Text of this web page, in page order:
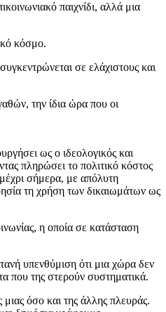
παιχνίδι, αλλά μια
κόσμο.
σε ελάχιστους και
την ίδια ώρα που οι
ως ο ιδεολογικός και
πληρώσει το πολιτικό κόστος
σήμερα, με απόλυτη
τη χρήση των δικαιωμάτων ως
η οποία σε κατάσταση
υπενθύμιση ότι μια χώρα δεν
που της στερούν συστηματικά.
όσο και της άλλης πλευράς.